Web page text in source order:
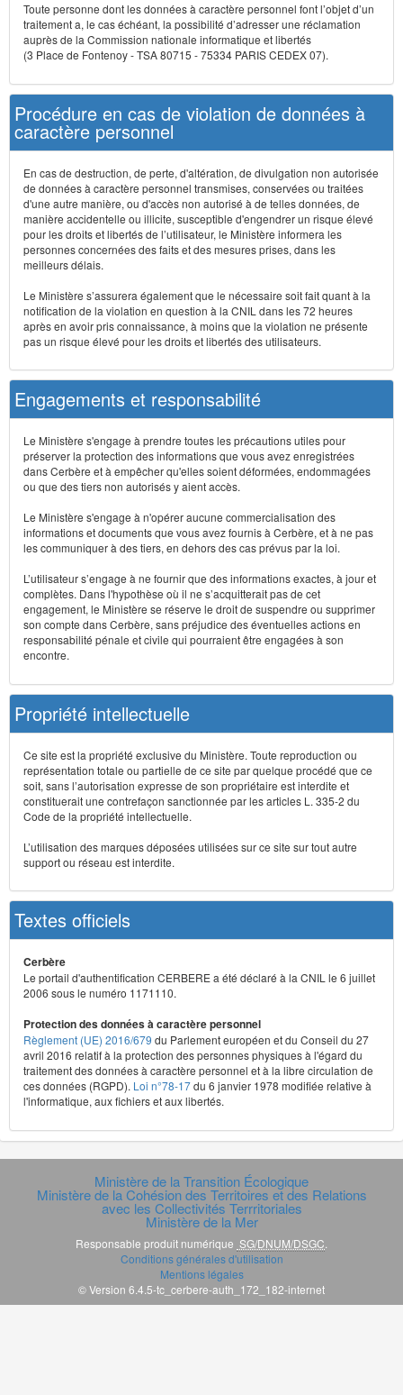
Toute personne dont les données à caractère personnel font l’objet d’un
traitement a, le cas échéant, la possibilité d’adresser une réclamation
auprès de la Commission nationale informatique et libertés
(3 Place de Fontenoy - TSA 80715 - 75334 PARIS CEDEX 07).
Procédure en cas de violation de données à
caractère personnel
En cas de destruction, de perte, d'altération, de divulgation non autorisée
de données à caractère personnel transmises, conservées ou traitées
d'une autre manière, ou d'accès non autorisé à de telles données, de
manière accidentelle ou illicite, susceptible d'engendrer un risque élevé
pour les droits et libertés de l’utilisateur, le Ministère informera les
personnes concernées des faits et des mesures prises, dans les
meilleurs délais.
Le Ministère s’assurera également que le nécessaire soit fait quant à la
notification de la violation en question à la CNIL dans les 72 heures
après en avoir pris connaissance, à moins que la violation ne présente
pas un risque élevé pour les droits et libertés des utilisateurs.
Engagements et responsabilité
Le Ministère s'engage à prendre toutes les précautions utiles pour
préserver la protection des informations que vous avez enregistrées
dans Cerbère et à empêcher qu'elles soient déformées, endommagées
ou que des tiers non autorisés y aient accès.
Le Ministère s'engage à n'opérer aucune commercialisation des
informations et documents que vous avez fournis à Cerbère, et à ne pas
les communiquer à des tiers, en dehors des cas prévus par la loi.
L’utilisateur s’engage à ne fournir que des informations exactes, à jour et
complètes. Dans l'hypothèse où il ne s’acquitterait pas de cet
engagement, le Ministère se réserve le droit de suspendre ou supprimer
son compte dans Cerbère, sans préjudice des éventuelles actions en
responsabilité pénale et civile qui pourraient être engagées à son
encontre.
Propriété intellectuelle
Ce site est la propriété exclusive du Ministère. Toute reproduction ou
représentation totale ou partielle de ce site par quelque procédé que ce
soit, sans l’autorisation expresse de son propriétaire est interdite et
constituerait une contrefaçon sanctionnée par les articles L. 335-2 du
Code de la propriété intellectuelle.
L’utilisation des marques déposées utilisées sur ce site sur tout autre
support ou réseau est interdite.
Textes officiels
Cerbère
Le portail d'authentification CERBERE a été déclaré à la CNIL le 6 juillet
2006 sous le numéro 1171110.
Protection des données à caractère personnel
Règlement (UE) 2016/679 du Parlement européen et du Conseil du 27
avril 2016 relatif à la protection des personnes physiques à l'égard du
traitement des données à caractère personnel et à la libre circulation de
ces données (RGPD). Loi n°78-17du 6 janvier 1978 modifiée relative à
l'informatique, aux fichiers et aux libertés.
Ministère de la Transition Écologique
Ministère de la Cohésion des Territoires et des Relations
avec les Collectivités Terrritoriales
Ministère de la Mer
Responsable produit numérique SG/DNUM/DSGC
Conditions générales d'utilisation
Mentions légales
© Version 6.4.5-tc_cerbere-auth_172_182-internet